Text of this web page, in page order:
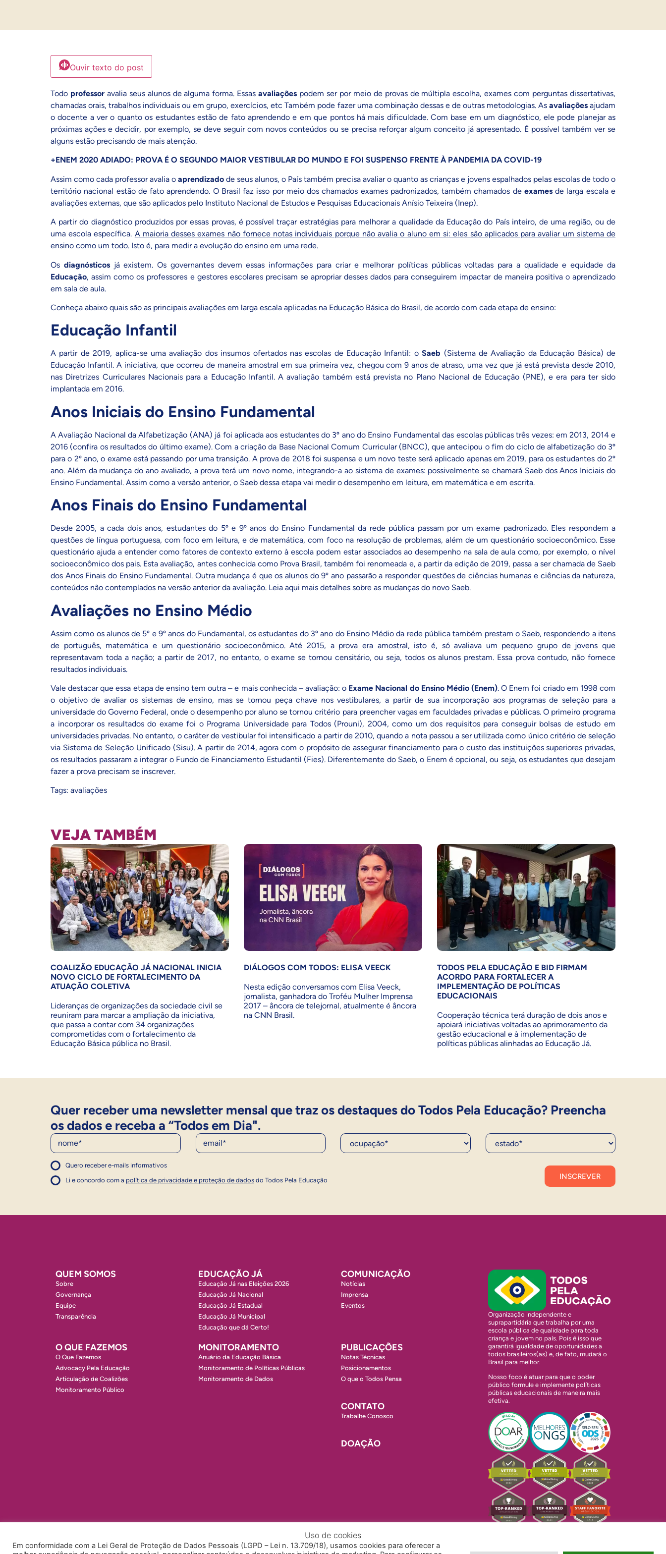
Ouvir texto do post
Todo professoravalia seus alunos de alguma forma. Essasavaliações podem ser por meio de provas de múltipla escolha, exames com perguntas dissertativas,
chamadas orais, trabalhos individuais ou em grupo, exercícios, etc Também pode fazer uma combinação dessas e de outras metodologias. As avaliaçõesajudam
o docente a ver o quanto os estudantes estão de fato aprendendo e em que pontos há mais dificuldade. Com base em um diagnóstico, ele pode planejar as
próximas ações e decidir, por exemplo, se deve seguir com novos conteúdos ou se precisa reforçar algum conceito já apresentado. É possível também ver se
alguns estão precisando de mais atenção.
+ENEM 2020 ADIADO: PROVA É O SEGUNDO MAIOR VESTIBULAR DO MUNDO E FOI SUSPENSO FRENTE À PANDEMIA DA COVID-19
Assim como cada professor avalia o aprendizado de seus alunos, o País também precisa avaliar o quanto as crianças e jovens espalhados pelas escolas de todo o
território nacional estão de fato aprendendo. O Brasil faz isso por meio dos chamados exames padronizados, também chamados de examesde larga escala e
avaliações externas, que são aplicados pelo Instituto Nacional de Estudos e Pesquisas Educacionais Anísio Teixeira (Inep).
A partir do diagnóstico produzidos por essas provas, é possível traçar estratégias para melhorar a qualidade da Educação do País inteiro, de uma região, ou de
uma escola específica. A maioria desses exames não fornece notas individuais porque não avalia o aluno em si: eles são aplicados para avaliar um sistema de
ensino como um todo. Isto é, para medir a evolução do ensino em uma rede.
Os diagnósticosjá existem. Os governantes devem essas informações para criar e melhorar políticas públicas voltadas para a qualidade e equidade da
Educação, assim como os professores e gestores escolares precisam se apropriar desses dados para conseguirem impactar de maneira positiva o aprendizado
em sala de aula.
Conheça abaixo quais são as principais avaliações em larga escala aplicadas na Educação Básica do Brasil, de acordo com cada etapa de ensino:
Educação Infantil
A partir de 2019, aplica-se uma avaliação dos insumos ofertados nas escolas de Educação Infantil: oSaeb (Sistema de Avaliação da Educação Básica) de
Educação Infantil. A iniciativa, que ocorreu de maneira amostral em sua primeira vez, chegou com 9 anos de atraso, uma vez que já está prevista desde 2010,
nas Diretrizes Curriculares Nacionais para a Educação Infantil. A avaliação também está prevista no Plano Nacional de Educação (PNE), e era para ter sido
implantada em 2016.
Anos Iniciais do Ensino Fundamental
AAvaliação Nacional da Alfabetização (ANA) já foi aplicada aos estudantes do 3º ano do Ensino Fundamental das escolas públicas três vezes: em 2013, 2014 e
2016 (confira os resultados do último exame). Com a criação da Base Nacional Comum Curricular (BNCC), que antecipou o fim do ciclo de alfabetização do 3º
para o 2º ano, o exame está passando por uma transição. A prova de 2018 foi suspensa e um novo teste será aplicado apenas em 2019, para os estudantes do 2º
ano. Além da mudança do ano avaliado, a prova terá um novo nome, integrando-a ao sistema de exames: possivelmente se chamará Saeb dos Anos Iniciais do
Ensino Fundamental. Assim como a versão anterior, o Saeb dessa etapa vai medir o desempenho em leitura, em matemática e em escrita.
Anos Finais do Ensino Fundamental
Desde 2005, a cada dois anos, estudantes do 5º e 9º anos do Ensino Fundamental da rede pública passam por um exame padronizado. Eles respondem a
questões de língua portuguesa, com foco em leitura, e de matemática, com foco na resolução de problemas, além de um questionário socioeconômico. Esse
questionário ajuda a entender como fatores de contexto externo à escola podem estar associados ao desempenho na sala de aula como, por exemplo, o nível
socioeconômico dos pais. Esta avaliação, antes conhecida como Prova Brasil, também foi renomeada e, a partir da edição de 2019, passa a ser chamada de Saeb
dos Anos Finais do Ensino Fundamental. Outra mudança é que os alunos do 9º ano passarão a responder questões de ciências humanas e ciências da natureza,
conteúdos não contemplados na versão anterior da avaliação. Leia aqui mais detalhes sobre as mudanças do novo Saeb.
Avaliações no Ensino Médio
Assim como os alunos de 5º e 9º anos do Fundamental, os estudantes do 3º ano do Ensino Médio da rede pública também prestam o Saeb, respondendo a itens
de português, matemática e um questionário socioeconômico. Até 2015, a prova era amostral, isto é, só avaliava um pequeno grupo de jovens que
representavam toda a nação; a partir de 2017, no entanto, o exame se tornou censitário, ou seja, todos os alunos prestam. Essa prova contudo, não fornece
resultados individuais.
Vale destacar que essa etapa de ensino tem outra – e mais conhecida – avaliação: o Exame Nacional do Ensino Médio (Enem). O Enem foi criado em 1998 com
o objetivo de avaliar os sistemas de ensino, mas se tornou peça chave nos vestibulares, a partir de sua incorporação aos programas de seleção para a
universidade do Governo Federal, onde o desempenho por aluno se tornou critério para preencher vagas em faculdades privadas e públicas. O primeiro programa
a incorporar os resultados do exame foi o Programa Universidade para Todos (Prouni), 2004, como um dos requisitos para conseguir bolsas de estudo em
universidades privadas. No entanto, o caráter de vestibular foi intensificado a partir de 2010, quando a nota passou a ser utilizada como único critério de seleção
via Sistema de Seleção Unificado (Sisu). A partir de 2014, agora com o propósito de assegurar financiamento para o custo das instituições superiores privadas,
os resultados passaram a integrar o Fundo de Financiamento Estudantil (Fies). Diferentemente do Saeb, o Enem é opcional, ou seja, os estudantes que desejam
fazer a prova precisam se inscrever.
Tags: avaliações
VEJA TAMBÉM
COALIZÃO EDUCAÇÃO JÁ NACIONAL INICIA
NOVO CICLO DE FORTALECIMENTO DA
ATUAÇÃO COLETIVA
Lideranças de organizações da sociedade civil se
reuniram para marcar a ampliação da iniciativa,
que passa a contar com 34 organizações
comprometidas com o fortalecimento da
Educação Básica pública no Brasil.
DIÁLOGOS COM TODOS: ELISA VEECK
Nesta edição conversamos com Elisa Veeck,
jornalista, ganhadora do Troféu Mulher Imprensa
2017 – âncora de telejornal, atualmente é âncora
na CNN Brasil.
TODOS PELA EDUCAÇÃO E BID FIRMAM
ACORDO PARA FORTALECER A
IMPLEMENTAÇÃO DE POLÍTICAS
EDUCACIONAIS
Cooperação técnica terá duração de dois anos e
apoiará iniciativas voltadas ao aprimoramento da
gestão educacional e à implementação de
políticas públicas alinhadas ao Educação Já.
Quer receber uma newsletter mensal que traz os destaques do Todos Pela Educação? Preencha
os dados e receba a “Todos em Dia".
Nome E-Mail Ocupação* Estado*
Quero receber e-mails informativos
1
Concordo com a política
Concordo com a política
Li e concordo com a política de privacidade e proteção de dados do Todos Pela Educação
1
QUEM SOMOS
Sobre
Governança
Equipe
Transparência
EDUCAÇÃO JÁ
Educação Já nas Eleições 2026
Educação Já Nacional
Educação Já Estadual
Educação Já Municipal
Educação que dá Certo!
COMUNICAÇÃO
Notícias
Imprensa
Eventos
O QUE FAZEMOS
O Que Fazemos
Advocacy Pela Educação
Articulação de Coalizões
Monitoramento Público
MONITORAMENTO
Anuário da Educação Básica
Monitoramento de Políticas Públicas
Monitoramento de Dados
PUBLICAÇÕES
Notas Técnicas
Posicionamentos
O que o Todos Pensa
CONTATO
Trabalhe Conosco
DOAÇÃO
Organização independente e
suprapartidária que trabalha por uma
escola pública de qualidade para toda
criança e jovem no país. Pois é isso que
garantirá igualdade de oportunidades a
todos brasileiros(as) e, de fato, mudará o
Brasil para melhor.
Nosso foco é atuar para que o poder
público formule e implemente políticas
públicas educacionais de maneira mais
efetiva.
Uso de cookies
Em conformidade com a Lei Geral de Proteção de Dados Pessoais (LGPD – Lei n. 13.709/18), usamos cookies para oferecer a